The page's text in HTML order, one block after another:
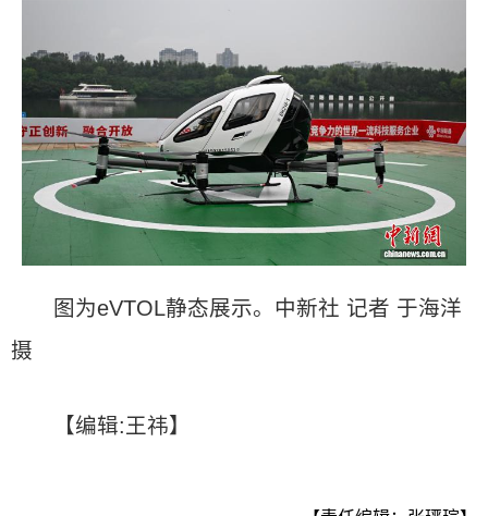
图为eVTOL静态展示。中新社 记者 于海洋
摄
【编辑:王祎】